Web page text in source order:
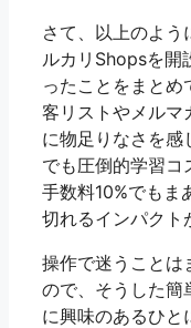
さて、以上のよう
ルカリShopsを開
ったことをまとめ
客リストやメルマ
に物足りなさを感
でも圧倒的学習コ
手数料10%でもま
切れるインパクト
操作で迷うことは
ので、そうした簡
に興味のあるひと